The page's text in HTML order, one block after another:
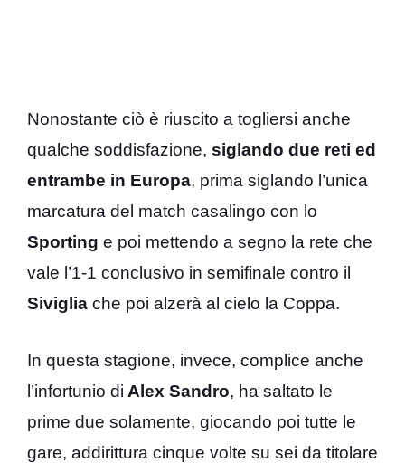
Nonostante ciò è riuscito a togliersi anche
qualche soddisfazione, siglando due reti ed
entrambe in Europa, prima siglando l’unica
marcatura del match casalingo con lo
Sporting e poi mettendo a segno la rete che
vale l’1-1 conclusivo in semifinale contro il
Siviglia che poi alzerà al cielo la Coppa.
In questa stagione, invece, complice anche
l’infortunio di Alex Sandro, ha saltato le
prime due solamente, giocando poi tutte le
gare, addirittura cinque volte su sei da titolare